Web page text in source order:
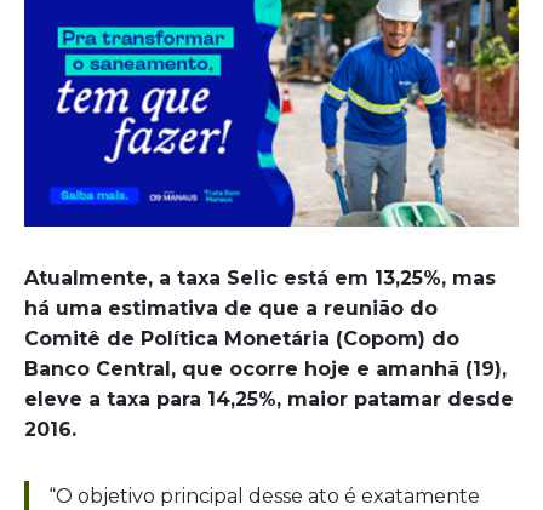
Atualmente, a taxa Selic está em 13,25%, mas
há uma estimativa de que a reunião do
Comitê de Política Monetária (Copom) do
Banco Central, que ocorre hoje e amanhã (19),
eleve a taxa para 14,25%, maior patamar desde
2016.
“O objetivo principal desse ato é exatamente